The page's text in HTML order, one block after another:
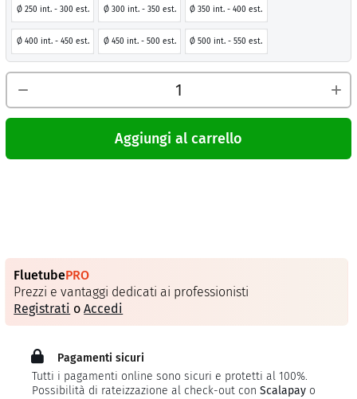
Ø 250 int. - 300 est. Ø 300 int. - 350 est. Ø 350 int. - 400 est.
Ø 400 int. - 450 est. Ø 450 int. - 500 est. Ø 500 int. - 550 est.
Aggiungi al carrello
FluetubePRO
Prezzi e vantaggi dedicati ai professionisti
Registrati oAccedi
Pagamenti sicuri
Tutti i pagamenti online sono sicuri e protetti al 100%.
Possibilità di rateizzazione al check-out conScalapay o